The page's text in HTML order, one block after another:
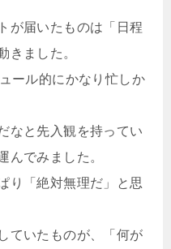
が届いたものは「日程
きました。
ール的にかなり忙しか
なと先入観を持ってい
んでみました。
り「絶対無理だ」と思
ていたものが、「何が